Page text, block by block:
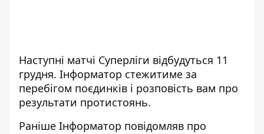
Наступні матчі Суперліги відбудуться 11
грудня. Інформатор стежитиме за
перебігом поєдинків і розповість вам про
результати протистоянь.
Раніше Інформатор повідомляв про